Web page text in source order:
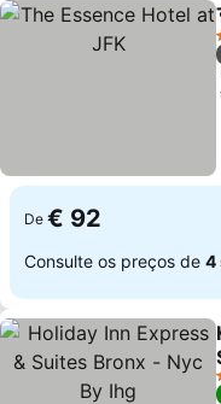
De € 92
Consulte os preços de 4